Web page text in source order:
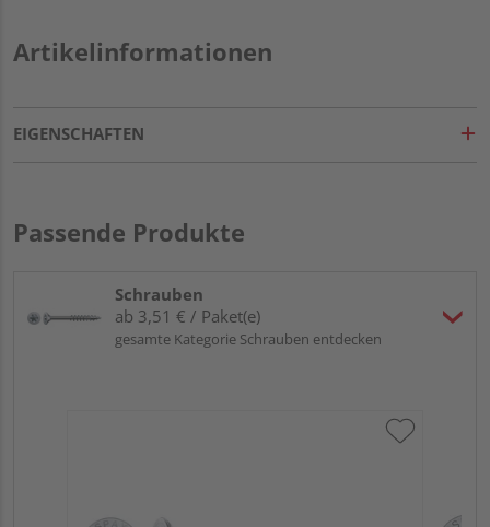
Artikelinformationen
EIGENSCHAFTEN
Passende Produkte
Schrauben
ab 3,51 € / Paket(e)
gesamte Kategorie Schrauben entdecken